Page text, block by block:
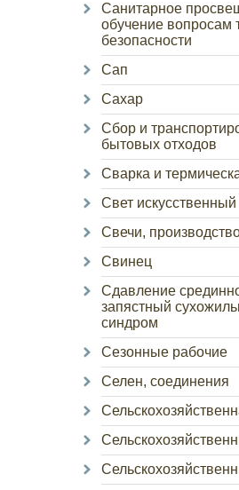
Санитарное
обучение вопросам
безопасности
Сап
Сахар
Сбор и
бытовых отходов
Сварка и
Свет искусственный
Свечи,
Свинец
Сдавление
запястный
синдром
Сезонные рабочие
Селен, соединения